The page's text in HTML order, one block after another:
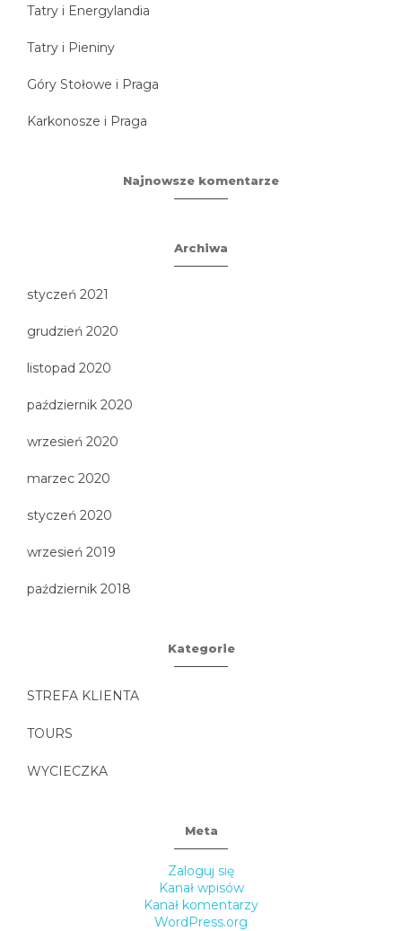
Tatry i Energylandia
Tatry i Pieniny
Góry Stołowe i Praga
Karkonosze i Praga
Najnowsze komentarze
Archiwa
styczeń 2021
grudzień 2020
listopad 2020
październik 2020
wrzesień 2020
marzec 2020
styczeń 2020
wrzesień 2019
październik 2018
Kategorie
STREFA KLIENTA
TOURS
WYCIECZKA
Meta
Zaloguj się
Kanał wpisów
Kanał komentarzy
WordPress.org